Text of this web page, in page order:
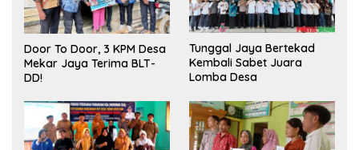
Door To Door, 3 KPM Desa
Mekar Jaya Terima BLT-
DD!
Tunggal Jaya Bertekad
Kembali Sabet Juara
Lomba Desa